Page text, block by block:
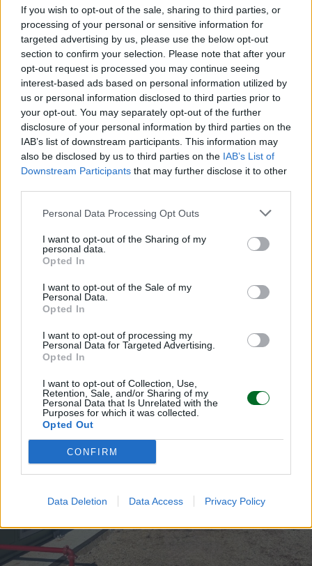
If you wish to opt-out of the sale, sharing to third parties, or
processing of your personal or sensitive information for
targeted advertising by us, please use the below opt-out
section to confirm your selection. Please note that after your
opt-out request is processed you may continue seeing
interest-based ads based on personal information utilized by
us or personal information disclosed to third parties prior to
your opt-out. You may separately opt-out of the further
disclosure of your personal information by third parties on the
IAB’s list of downstream participants. This information may
also be disclosed by us to third parties on the IAB’s List of
Downstream Participants that may further disclose it to other
Personal Data Processing Opt Outs
I want to opt-out of the Sharing of my
personal data.
Opted In
I want to opt-out of the Sale of my
Personal Data.
Opted In
I want to opt-out of processing my
Personal Data for Targeted Advertising.
Opted In
I want to opt-out of Collection, Use,
Retention, Sale, and/or Sharing of my
Personal Data that Is Unrelated with the
Purposes for which it was collected.
Opted Out
CONFIRM
Data Deletion Data Access Privacy Policy
LEGGI ANCHE
MONETA RISPONDE
Una coppia tra prima e seconda casa
Redazione
MONETA RISPONDE
Conti deposito, vantaggi e criticità
Redazione
Concordato biennale, a chi conviene
Redazione